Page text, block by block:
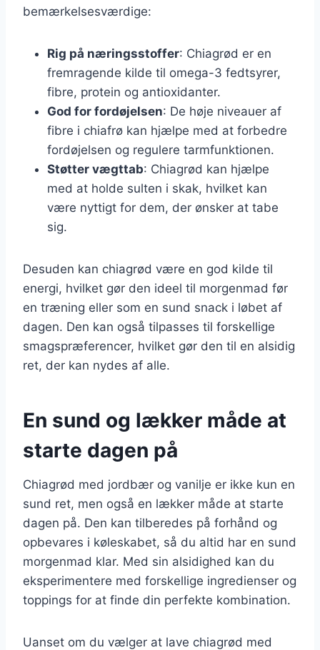
bemærkelsesværdige:
Rig på næringsstoffer: Chiagrød er en
fremragende kilde til omega-3 fedtsyrer,
fibre, protein og antioxidanter.
God for fordøjelsen: De høje niveauer af
fibre i chiafrø kan hjælpe med at forbedre
fordøjelsen og regulere tarmfunktionen.
Støtter vægttab: Chiagrød kan hjælpe
med at holde sulten i skak, hvilket kan
være nyttigt for dem, der ønsker at tabe
sig.
Desuden kan chiagrød være en god kilde til
energi, hvilket gør den ideel til morgenmad før
en træning eller som en sund snack i løbet af
dagen. Den kan også tilpasses til forskellige
smagspræferencer, hvilket gør den til en alsidig
ret, der kan nydes af alle.
En sund og lækker måde at
starte dagen på
Chiagrød med jordbær og vanilje er ikke kun en
sund ret, men også en lækker måde at starte
dagen på. Den kan tilberedes på forhånd og
opbevares i køleskabet, så du altid har en sund
morgenmad klar. Med sin alsidighed kan du
eksperimentere med forskellige ingredienser og
toppings for at finde din perfekte kombination.
Uanset om du vælger at lave chiagrød med